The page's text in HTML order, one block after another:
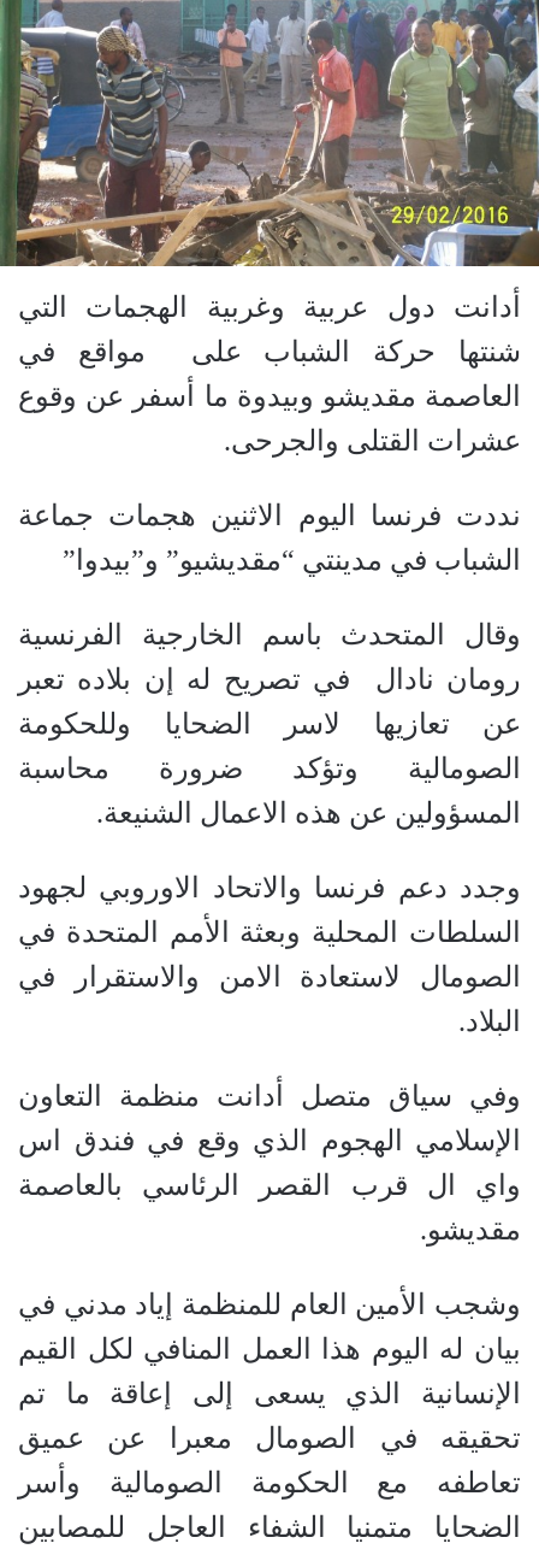
أدانت دول عربية وغربية الهجمات التي
شنتها حركة الشباب على
مواقع في
العاصمة مقديشو وبيدوة ما أسفر عن وقوع
عشرات القتلى والجرحى.
نددت فرنسا اليوم الاثنين هجمات جماعة
الشباب في مدينتي “مقديشيو” و”بيدوا”
وقال المتحدث باسم الخارجية الفرنسية
رومان نادال
في تصريح له إن بلاده تعبر
عن تعازيها لاسر الضحايا وللحكومة
الصومالية وتؤكد ضرورة محاسبة
المسؤولين عن هذه الاعمال الشنيعة.
وجدد دعم فرنسا والاتحاد الاوروبي لجهود
السلطات المحلية وبعثة الأمم المتحدة في
الصومال لاستعادة الامن والاستقرار في
البلاد.
وفي سياق متصل أدانت منظمة التعاون
الإسلامي الهجوم الذي وقع في فندق اس
واي ال قرب القصر الرئاسي بالعاصمة
مقديشو.
وشجب الأمين العام للمنظمة إياد مدني في
بيان له اليوم هذا العمل المنافي لكل القيم
الإنسانية الذي يسعى إلى إعاقة ما تم
تحقيقه في الصومال معبرا عن عميق
تعاطفه مع الحكومة الصومالية وأسر
الضحايا متمنيا الشفاء العاجل للمصابين